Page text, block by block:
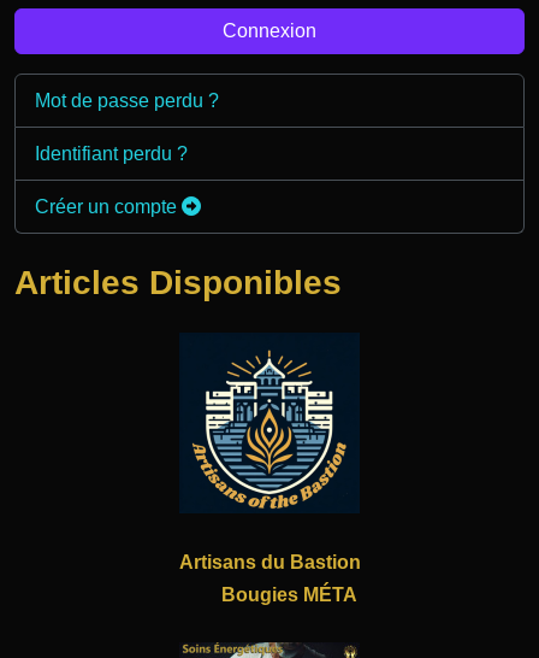
Connexion
Mot de passe perdu ?
Identifiant perdu ?
Créer un compte
Articles Disponibles
Artisans du Bastion
Bougies MÉTA